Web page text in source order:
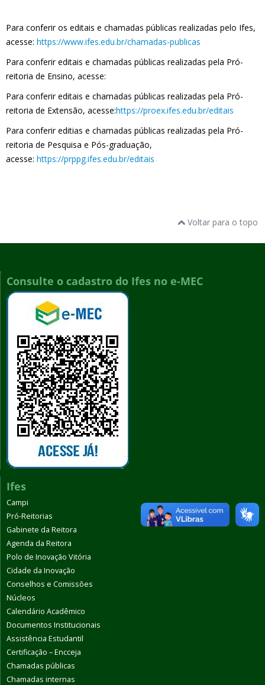
Para conferir os editais e chamadas públicas realizadas pelo Ifes,
acesse: https://www.ifes.edu.br/chamadas-publicas
Para conferir editais e chamadas públicas realizadas pela Pró-
reitoria de Ensino, acesse:
Para conferir editais e chamadas públicas realizadas pela Pró-
reitoria de Extensão, acesse:https://proex.ifes.edu.br/editais
Para conferir editias e chamadas públicas realizadas pela Pró-
reitoria de Pesquisa e Pós-graduação,
acesse: https://prppg.ifes.edu.br/editais
Voltar para o topo
Consulte o cadastro do Ifes no e-MEC
Ifes
Campi
Pró-Reitorias
Gabinete da Reitora
Agenda da Reitora
Polo de Inovação Vitória
Cidade da Inovação
Conselhos e Comissões
Núcleos
Calendário Acadêmico
Documentos Institucionais
Assistência Estudantil
Certificação – Encceja
Chamadas públicas
Chamadas internas